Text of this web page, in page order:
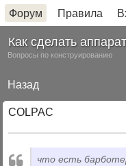
Форум Правила
Как сделать
Вопросы по конструированию
Назад
COLPAC
что есть